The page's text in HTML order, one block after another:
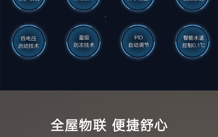
全屋物联 便捷舒心